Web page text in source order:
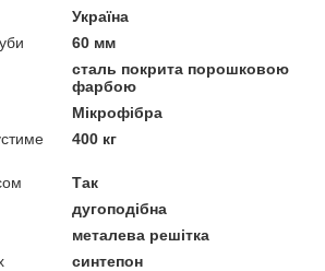
Україна
60 мм
сталь покрита порошковою
фарбою
Мікрофібра
400 кг
Так
дугоподібна
металева решітка
синтепон